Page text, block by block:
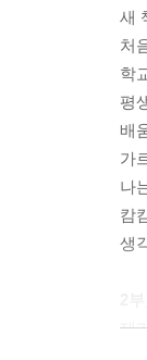
새
처
학
평
배
가
나
캄
생
제